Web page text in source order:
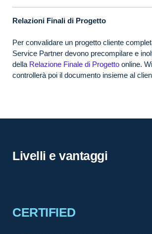
Relazioni Finali di Progetto
Per convalidare un progetto cliente
Service Partner devono precompilare e
della Relazione Finale di Progetto online.
controllerà poi il documento insieme al
Livelli e vantaggi
CERTIFIED